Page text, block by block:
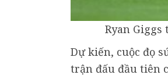
Ryan
Dự kiến, cuộc đọ
trận đấu đầu tiên